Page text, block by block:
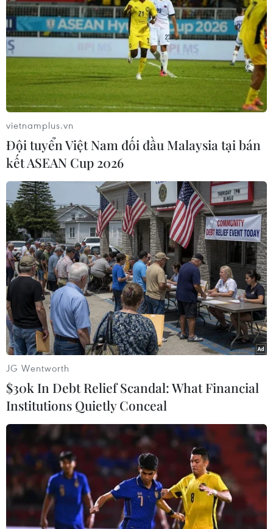
#Di sản Thăng Long
#Giải mã Hoàng thành Thăng Long
#COVID-19
#Du lịch Hà Nội TP. Hà Nội
Theo dõi VietnamPlus
TIN LIÊN QUAN
vietnamplus.vn
Đội tuyển Việt Nam đối đầu Malaysia tại bán
kết ASEAN Cup 2026
JG Wentworth
$30k In Debt Relief Scandal: What Financial
Institutions Quietly Conceal